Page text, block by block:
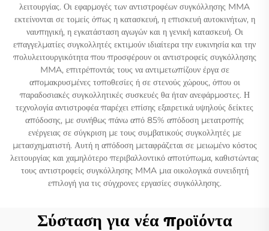
λειτουργίας. Οι εφαρμογές των αντιστροφέων συγκόλλησης MMA
εκτείνονται σε τομείς όπως η κατασκευή, η επισκευή αυτοκινήτων, η
ναυπηγική, η εγκατάσταση αγωγών και η γενική κατασκευή. Οι
επαγγελματίες συγκολλητές εκτιμούν ιδιαίτερα την ευκινησία και την
πολυλειτουργικότητα που προσφέρουν οι αντιστροφείς συγκόλλησης
MMA, επιτρέποντάς τους να αντιμετωπίζουν έργα σε
απομακρυσμένες τοποθεσίες ή σε στενούς χώρους, όπου οι
παραδοσιακές συγκολλητικές συσκευές θα ήταν ανεφάρμοστες. Η
τεχνολογία αντιστροφέα παρέχει επίσης εξαιρετικά υψηλούς δείκτες
απόδοσης, με συνήθως πάνω από 85% απόδοση μετατροπής
ενέργειας σε σύγκριση με τους συμβατικούς συγκολλητές με
μετασχηματιστή. Αυτή η απόδοση μεταφράζεται σε μειωμένο κόστος
λειτουργίας και χαμηλότερο περιβαλλοντικό αποτύπωμα, καθιστώντας
τους αντιστροφείς συγκόλλησης MMA μια οικολογικά συνειδητή
επιλογή για τις σύγχρονες εργασίες συγκόλλησης.
Σύσταση για νέα προϊόντα